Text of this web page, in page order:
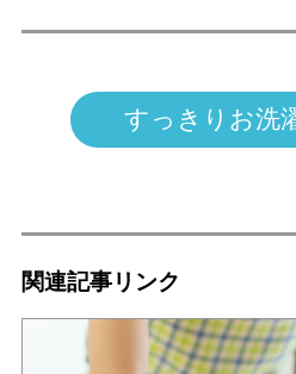
すっきりお洗
関連記事リンク